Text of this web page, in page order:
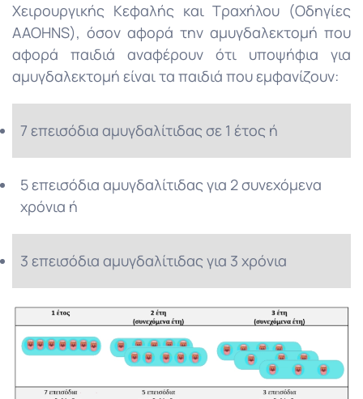
Χειρουργικής Κεφαλής και Τραχήλου (Οδηγίες
AAOHNS), όσον αφορά την αμυγδαλεκτομή που
αφορά παιδιά αναφέρουν ότι υποψήφια για
αμυγδαλεκτομή είναι τα παιδιά που εμφανίζουν:
7 επεισόδια αμυγδαλίτιδας σε 1 έτος ή
5 επεισόδια αμυγδαλίτιδας για 2 συνεχόμενα
χρόνια ή
3 επεισόδια αμυγδαλίτιδας για 3 χρόνια